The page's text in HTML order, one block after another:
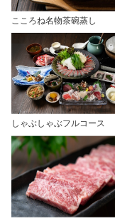
こころね名物茶碗蒸し
しゃぶしゃぶフルコース